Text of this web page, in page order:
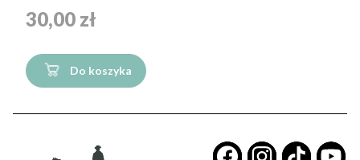
Cena
30,00 zł
Do koszyka